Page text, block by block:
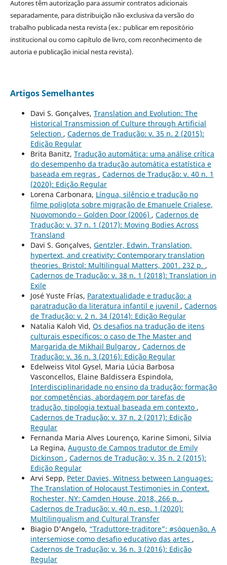
Autores têm autorização para assumir contratos adicionais
separadamente, para distribuição não exclusiva da versão do
trabalho publicada nesta revista (ex.: publicar em repositório
institucional ou como capítulo de livro, com reconhecimento de
autoria e publicação inicial nesta revista).
Artigos Semelhantes
Davi S. Gonçalves, Translation and Evolution: The
Historical Transmission of Culture through Artificial
Selection , Cadernos de Tradução: v. 35 n. 2 (2015):
Edição Regular
Brita Banitz, Tradução automática: uma análise crítica
do desempenho da tradução automática estatística e
baseada em regras , Cadernos de Tradução: v. 40 n. 1
(2020): Edição Regular
Lorena Carbonara, Língua, silêncio e tradução no
filme poliglota sobre migração de Emanuele Crialese,
Nuovomondo – Golden Door (2006) , Cadernos de
Tradução: v. 37 n. 1 (2017): Moving Bodies Across
Transland
Davi S. Gonçalves, Gentzler, Edwin. Translation,
hypertext, and creativity: Contemporary translation
theories. Bristol: Multilingual Matters, 2001. 232 p. ,
Cadernos de Tradução: v. 38 n. 1 (2018): Translation in
Exile
José Yuste Frías, Paratextualidade e tradução: a
paratradução da literatura infantil e juvenil , Cadernos
de Tradução: v. 2 n. 34 (2014): Edição Regular
Natalia Kaloh Vid, Os desafios na tradução de itens
culturais específicos: o caso de The Master and
Margarida de Mikhail Bulgarov , Cadernos de
Tradução: v. 36 n. 3 (2016): Edição Regular
Edelweiss Vitol Gysel, Maria Lúcia Barbosa
Vasconcellos, Elaine Baldissera Espindola,
Interdisciplinaridade no ensino da tradução: formação
por competências, abordagem por tarefas de
tradução, tipologia textual baseada em contexto ,
Cadernos de Tradução: v. 37 n. 2 (2017): Edição
Regular
Fernanda Maria Alves Lourenço, Karine Simoni, Silvia
La Regina, Augusto de Campos tradutor de Emily
Dickinson , Cadernos de Tradução: v. 35 n. 2 (2015):
Edição Regular
Arvi Sepp, Peter Davies, Witness between Languages:
The Translation of Holocaust Testimonies in Context.
Rochester, NY: Camden House, 2018, 266 p. ,
Cadernos de Tradução: v. 40 n. esp. 1 (2020):
Multilingualism and Cultural Transfer
Biagio D'Angelo, “Traduttore-traditore”: #sóquenão. A
intersemiose como desafio educativo das artes ,
Cadernos de Tradução: v. 36 n. 3 (2016): Edição
Regular